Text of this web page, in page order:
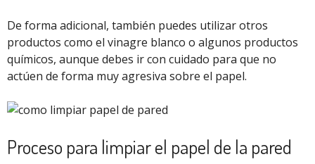
De forma adicional, también puedes utilizar otros
productos como el vinagre blanco o algunos productos
químicos, aunque debes ir con cuidado para que no
actúen de forma muy agresiva sobre el papel.
Proceso para limpiar el papel de la pared